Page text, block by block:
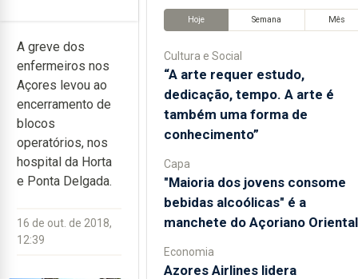
A greve dos
enfermeiros nos
Açores levou ao
encerramento de
blocos
operatórios, nos
hospital da Horta
e Ponta Delgada.
16 de out. de 2018,
12:39
Hoje Semana Mês
Cultura e Social
“A arte requer estudo,
dedicação, tempo. A arte é
também uma forma de
conhecimento”
Capa
"Maioria dos jovens consome
bebidas alcoólicas" é a
manchete do Açoriano Oriental
Economia
Azores Airlines lidera